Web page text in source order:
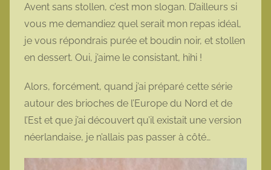
o
t
t
e
Avent sans stollen, c’est mon slogan. D’ailleurs si
vous me demandiez quel serait mon repas idéal,
je vous répondrais purée et boudin noir, et stollen
en dessert. Oui, j’aime le consistant, hihi !
Alors, forcément, quand j’ai préparé cette série
autour des brioches de l’Europe du Nord et de
l’Est et que j’ai découvert qu’il existait une version
néerlandaise, je n’allais pas passer à côté…